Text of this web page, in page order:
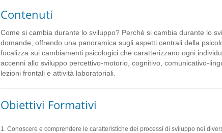
Contenuti
Come si cambia durante lo sviluppo? Perché si cambia durante lo
domande, offrendo una panoramica sugli aspetti centrali della
focalizza sui cambiamenti psicologici che caratterizzano ogni
accenni allo sviluppo percettivo-motorio, cognitivo, comunicativo-
lezioni frontali e attività laboratoriali.
Obiettivi Formativi
1. Conoscere e comprendere le caratteristiche dei processi di sviluppo nei